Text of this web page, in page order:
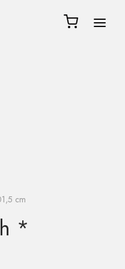
cm
*